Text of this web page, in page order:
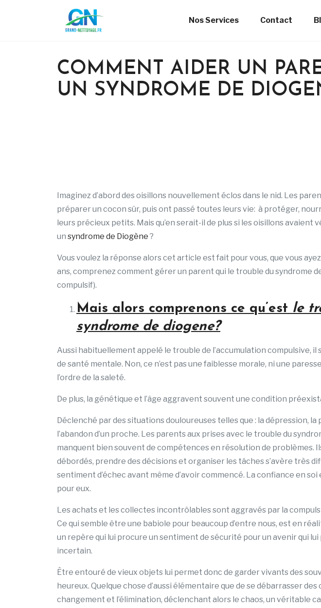
Nos Services Contact
COMMENT AIDER UN
UN SYNDROME DE
Imaginez d’abord des oisillons nouvellement éclos dans le nid. Les
préparer un cocon sûr, puis ont passé toutes leurs vie: à protéger,
leurs précieux petits. Mais qu’en serait-il de plus si les oisillons avaient
un syndrome de Diogène ?
Vous voulez la réponse alors cet article est fait pour vous, que vous
ans, comprenez comment gérer un parent qui le trouble du syndrome
compulsif).
Mais alors comprenons ce qu’est le
syndrome de diogene?
Aussi habituellement appelé le trouble de l’accumulation compulsive, il
de santé mentale. Non, ce n’est pas une faiblesse morale, ni une
l’ordre de la saleté.
De plus, la génétique et l’âge aggravent souvent une condition
Déclenché par des situations douloureuses telles que : la dépression,
l’abandon d’un proche. Les parents aux prises avec le trouble du
manquent bien souvent de compétences en résolution de problèmes.
débordés, prendre des décisions et organiser les tâches s’avère très
sentiment d’échec avant même d’avoir commencé. La confiance en
pour eux.
Les achats et les collectes incontrôlables sont aggravés par la
Ce qui semble être une babiole pour beaucoup d’entre nous, est en
un repère qui lui procure un sentiment de sécurité pour un avenir qui
incertain.
Être entouré de vieux objets lui permet donc de garder vivants des
heureux. Quelque chose d’aussi élémentaire que de se débarrasser
changement et l’élimination, déclenchant alors le chaos, un véritable